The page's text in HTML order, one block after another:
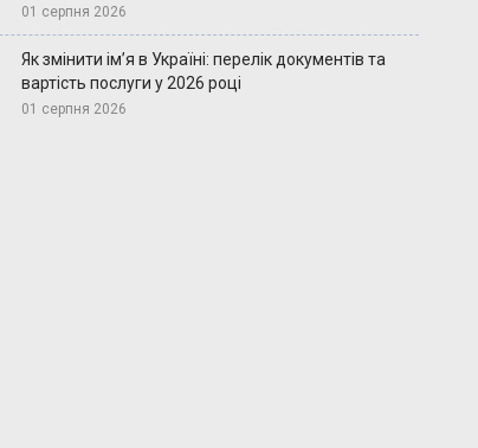
01 серпня 2026
Як змінити ім’я в Україні: перелік документів та
вартість послуги у 2026 році
01 серпня 2026